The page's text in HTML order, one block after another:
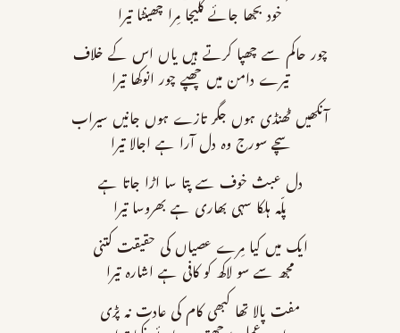
خود بجھا جائے کلیجا مِرا چھینٹا تیرا
چور حاکم سے چھپا کرتے ہیں یاں اس کے خلاف
تیرے دامن میں چھپے چور انوکھا تیرا
آنکھیں ٹھنڈی ہوں جگر تازے ہوں جانیں سیراب
سچے سورج وہ دل آرا ہے اجالا تیرا
دل عبث خوف سے پتا سا اڑا جاتا ہے
پلّہ ہلکا سہی بھاری ہے بھروسا تیرا
ایک میں کیا مِرے عصیاں کی حقیقت کتنی
مجھ سے سو لاکھ کو کافی ہے اشارہ تیرا
مفت پالا تھا کبھی کام کی عادت نہ پڑی